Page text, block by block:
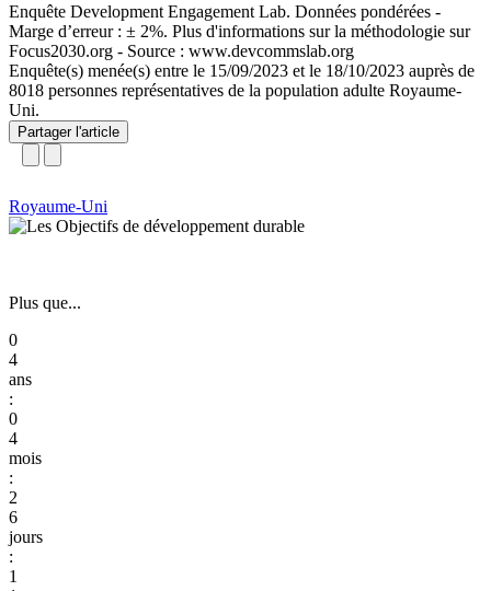
Enquête Development Engagement Lab. Données pondérées -
Marge d’erreur : ± 2%. Plus d'informations sur la méthodologie sur
Focus2030.org - Source : www.devcommslab.org
Enquête(s) menée(s) entre le 15/09/2023 et le 18/10/2023 auprès de
8018 personnes représentatives de la population adulte Royaume-
Uni.
Partager l'article
Royaume-Uni
Plus que...
0
4
:
0
4
:
2
6
:
1